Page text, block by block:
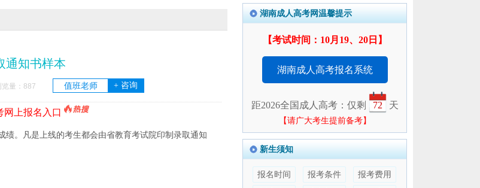
通知书样本
量： 887 值班老师 + 咨询
网上报名入口
。凡是上线的考生都会由省教育考试院印制录取通知
湖南成人高考网温馨提示
【考试时间：10月19、20日】
湖南成人高考报名系统
距2026全国成人高考：仅剩 72 天
【请广大考生提前备考】
新生须知
报名时间 报考条件 报考费用